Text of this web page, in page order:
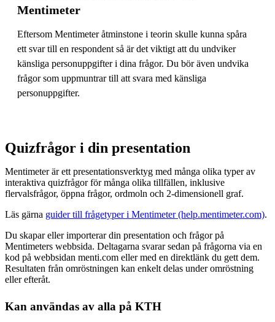
Mentimeter
Eftersom Mentimeter åtminstone i teorin skulle kunna spåra
ett svar till en respondent så är det viktigt att du undviker
känsliga personuppgifter i dina frågor. Du bör även undvika
frågor som uppmuntrar till att svara med känsliga
personuppgifter.
Quizfrågor i din presentation
Mentimeter är ett presentationsverktyg med många olika typer av
interaktiva quizfrågor för många olika tillfällen, inklusive
flervalsfrågor, öppna frågor, ordmoln och 2-dimensionell graf.
Läs gärna guider till frågetyper i Mentimeter (help.mentimeter.com).
Du skapar eller importerar din presentation och frågor på
Mentimeters webbsida. Deltagarna svarar sedan på frågorna via en
kod på webbsidan menti.com eller med en direktlänk du gett dem.
Resultaten från omröstningen kan enkelt delas under omröstning
eller efteråt.
Kan användas av alla på KTH